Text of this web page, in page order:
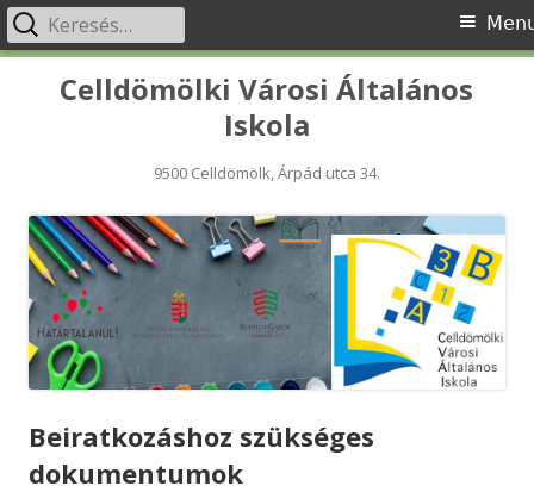
Celldömölki Városi Általános
Iskola
9500 Celldömölk, Árpád utca 34.
Primary
Menu
Keresés:
Beiratkozáshoz szükséges
dokumentumok